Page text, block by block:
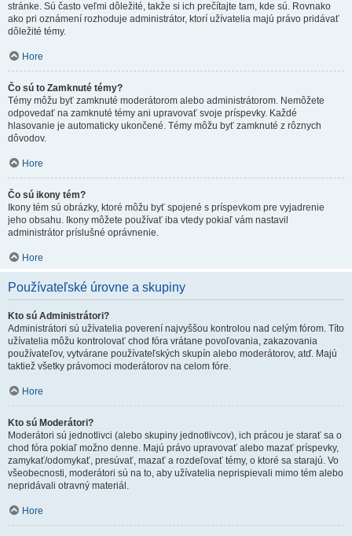
stránke. Sú často veľmi dôležité, takže si ich prečítajte tam, kde sú. Rovnako
ako pri oznámení rozhoduje administrátor, ktorí užívatelia majú právo pridávať
dôležité témy.
Hore
Čo sú to Zamknuté témy?
Témy môžu byť zamknuté moderátorom alebo administrátorom. Nemôžete
odpovedať na zamknuté témy ani upravovať svoje príspevky. Každé
hlasovanie je automaticky ukončené. Témy môžu byť zamknuté z rôznych
dôvodov.
Hore
Čo sú ikony tém?
Ikony tém sú obrázky, ktoré môžu byť spojené s príspevkom pre vyjadrenie
jeho obsahu. Ikony môžete používať iba vtedy pokiaľ vám nastavil
administrátor príslušné oprávnenie.
Hore
Používateľské úrovne a skupiny
Kto sú Administrátori?
Administrátori sú užívatelia poverení najvyššou kontrolou nad celým fórom. Títo
užívatelia môžu kontrolovať chod fóra vrátane povoľovania, zakazovania
používateľov, vytvárane používateľských skupín alebo moderátorov, atď. Majú
taktiež všetky právomoci moderátorov na celom fóre.
Hore
Kto sú Moderátori?
Moderátori sú jednotlivci (alebo skupiny jednotlivcov), ich prácou je starať sa o
chod fóra pokiaľ možno denne. Majú právo upravovať alebo mazať príspevky,
zamykať/odomykať, presúvať, mazať a rozdeľovať témy, o ktoré sa starajú. Vo
všeobecnosti, moderátori sú na to, aby užívatelia neprispievali mimo tém alebo
nepridávali otravný materiál.
Hore